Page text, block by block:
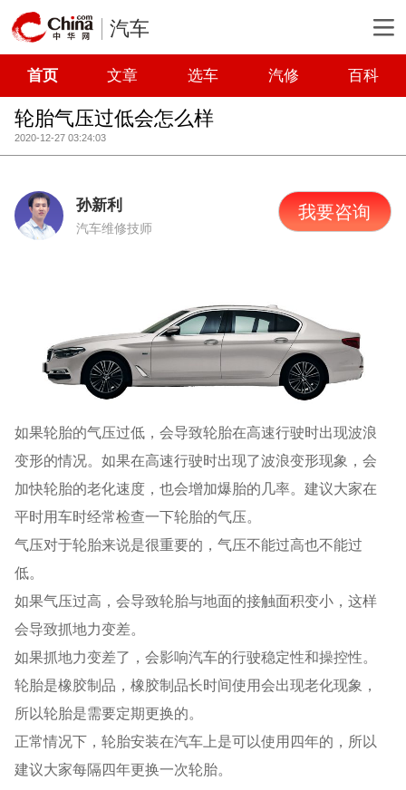
汽车
首页 文章 选车 汽修 百科
轮胎气压过低会怎么样
2020-12-27 03:24:03
孙新利
汽车维修技师
我要咨询
如果轮胎的气压过低，会导致轮胎在高速行驶时出现波浪
变形的情况。如果在高速行驶时出现了波浪变形现象，会
加快轮胎的老化速度，也会增加爆胎的几率。建议大家在
平时用车时经常检查一下轮胎的气压。
气压对于轮胎来说是很重要的，气压不能过高也不能过
低。
如果气压过高，会导致轮胎与地面的接触面积变小，这样
会导致抓地力变差。
如果抓地力变差了，会影响汽车的行驶稳定性和操控性。
轮胎是橡胶制品，橡胶制品长时间使用会出现老化现象，
所以轮胎是需要定期更换的。
正常情况下，轮胎安装在汽车上是可以使用四年的，所以
建议大家每隔四年更换一次轮胎。